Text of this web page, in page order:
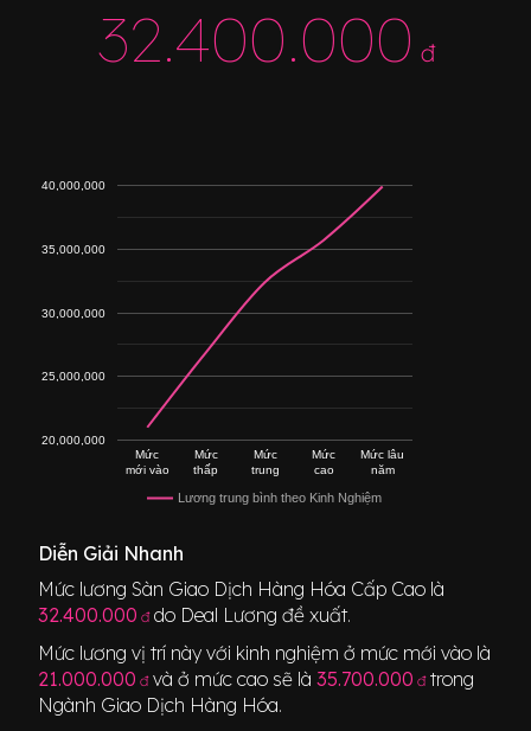
32.400.000 đ
Lương trung bình theo Kinh Nghiệm
Mức
mới vào
Mức
thấp
Mức
trung
Mức
cao
Mức lâu
năm
20,000,000
25,000,000
30,000,000
35,000,000
40,000,000
Diễn Giải Nhanh
Mức lươngSàn Giao Dịch Hàng Hóa Cấp Cao là
32.400.000 đdo Deal Lương đề xuất.
Mức lương vị trí này với kinh nghiệm ở mức mới vào là
21.000.000 đ và ở mức cao sẽ là35.700.000 đ trong
Ngành Giao Dịch Hàng Hóa.